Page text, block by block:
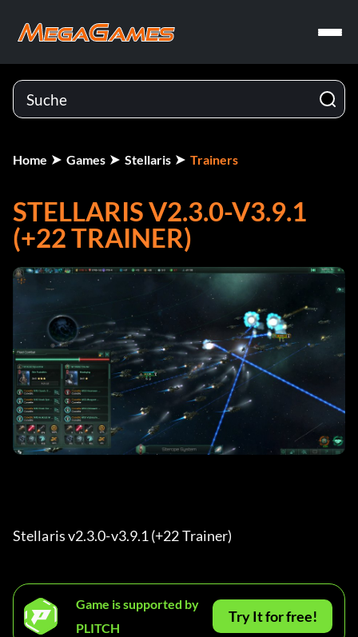
Home Games Stellaris Trainers
STELLARIS V2.3.0-V3.9.1
(+22 TRAINER)
Stellaris v2.3.0-v3.9.1 (+22 Trainer)
Game is supported by
PLITCH
Try It for free!